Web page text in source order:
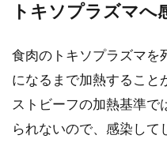
トキソプラズマへ
食肉のトキソプラズマ
になるまで加熱すること
ストビーフの加熱基準
られないので、感染して